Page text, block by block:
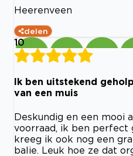
Heerenveen
delen
10
Ik ben uitstekend
van een muis
Deskundig en een mooi
voorraad, ik ben perfect
kreeg ik ook nog een
balie. Leuk hoe ze dat